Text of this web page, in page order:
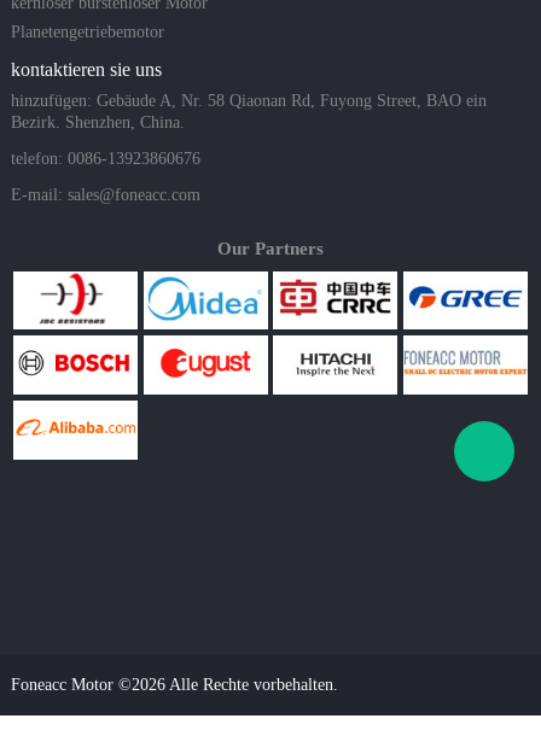
Planetengetriebemotor
kontaktieren sie uns
hinzufügen: Gebäude A, Nr. 58 Qiaonan Rd, Fuyong Street, BAO ein
Bezirk. Shenzhen, China.
telefon: 0086-13923860676
E-mail: sales@foneacc.com
Our Partners
Foneacc Motor ©2026 Alle Rechte vorbehalten.